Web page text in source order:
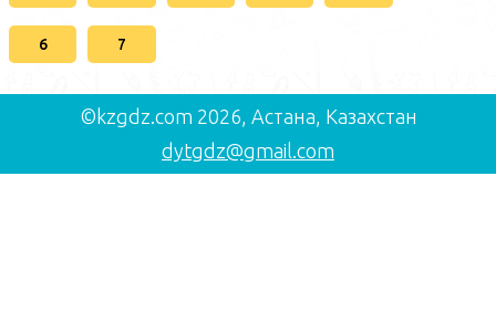
6 7
©kzgdz.com 2026, Астана, Казахстан
dytgdz@gmail.com